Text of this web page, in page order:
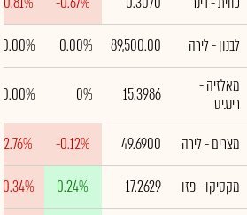
לבנון - לירה 89,500.00
0.00%
0.00%
מאלזיה -
רינגיט
15.3986
0%
0.00%
מצרים - לירה 49.6900
-0.12%
-2.76%
מקסיקו - פזו 17.2629
0.24%